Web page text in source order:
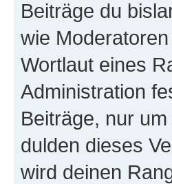
Beiträge du
wie
Wortlaut eines
Administration
Beiträge, nur
dulden dieses
wird deinen